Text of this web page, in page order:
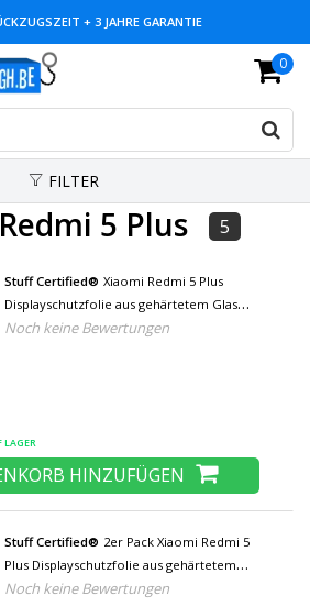
+ 3 JAHRE GARANTIE
PREISE UND GROSSE AUSWAHL 0
FILTER
5 Plus 5
Stuff Certified® Xiaomi Redmi 5 Plus
Displayschutzfolie aus gehärtetem Glas
Filmglas aus gehärtetem Glas
Noch keine Bewertungen
LAGER
HINZUFÜGEN
Stuff Certified® 2er Pack Xiaomi Redmi 5
Plus Displayschutzfolie aus gehärtetem
Glas Filmglas aus gehärtetem Glas
Noch keine Bewertungen